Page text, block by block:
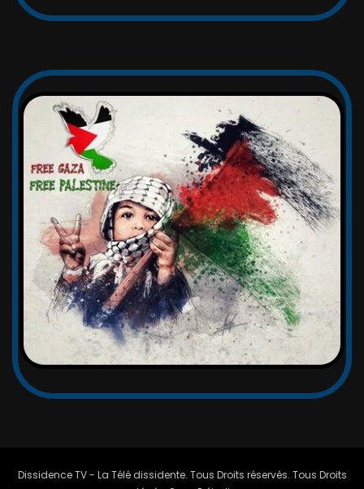
Dissidence TV - La Télé dissidente. Tous Droits réservés. Tous Droits